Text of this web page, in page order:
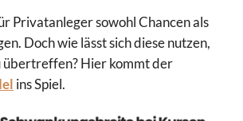
Privatanleger sowohl Chancen als
Doch wie lässt sich diese nutzen,
übertreffen? Hier kommt der
ins Spiel.